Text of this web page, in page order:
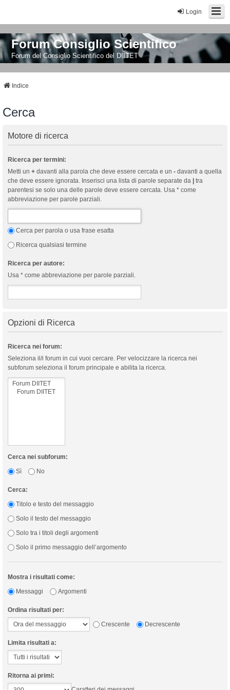
Login
Forum Consiglio Scientifico
Forum del Consiglio Scientifico del DIITET
Indice
Cerca
Motore di ricerca
Ricerca per termini:
Metti un + davanti alla parola che deve essere cercata e un - davanti a quella
che deve essere ignorata. Inserisci una lista di parole separate da
tra
parentesi se solo una delle parole deve essere cercata. Usa * come
abbreviazione per parole parziali.
Cerca per parola o usa frase esatta
Ricerca qualsiasi termine
Ricerca per autore:
Usa * come abbreviazione per parole parziali.
Opzioni di Ricerca
Ricerca nei forum:
Seleziona il/i forum in cui vuoi cercare. Per velocizzare la ricerca nei
subforum seleziona il forum principale e abilita la ricerca.
Cerca nei subforum:
Sì
No
Cerca:
Titolo e testo del messaggio
Solo il testo del messaggio
Solo tra i titoli degli argomenti
Solo il primo messaggio dell’argomento
Mostra i risultati come:
Messaggi
Argomenti
Ordina risultati per:
Crescente
Decrescente
Limita risultati a:
Ritorna ai primi: